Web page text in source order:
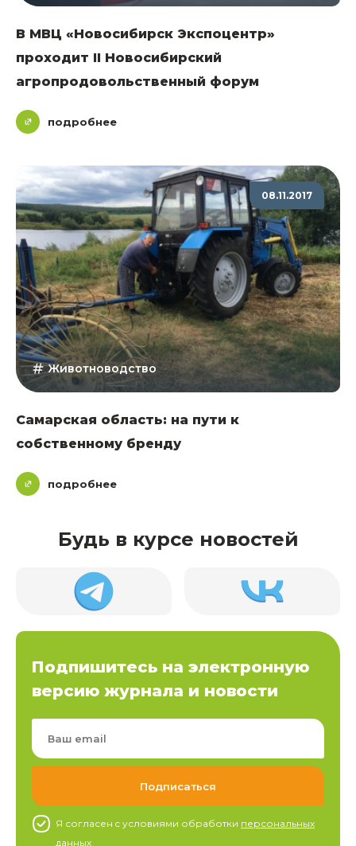
В МВЦ «Новосибирск Экспоцентр»
проходит II Новосибирский
агропродовольственный форум
подробнее
08.11.2017
Животноводство
Самарская область: на пути к
собственному бренду
подробнее
Будь в курсе новостей
Подпишитесь на электронную
версию журнала и новости
Я согласен c условиями обработки персональных
данных